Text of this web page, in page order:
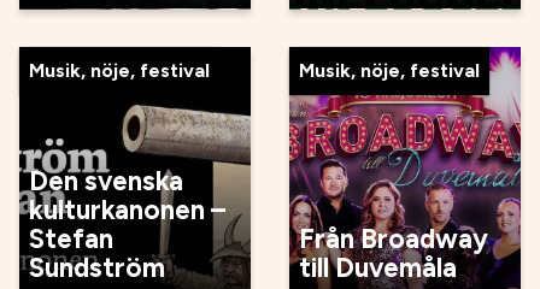
Musik, nöje, festival
Den svenska
kulturkanonen –
Stefan
Sundström
Musik, nöje, festival
Från Broadway
till Duvemåla